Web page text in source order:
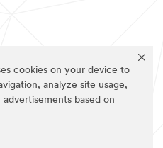
cookies on your device to
analyze site usage,
based on